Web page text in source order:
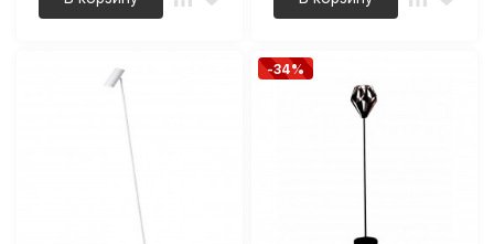
-34%